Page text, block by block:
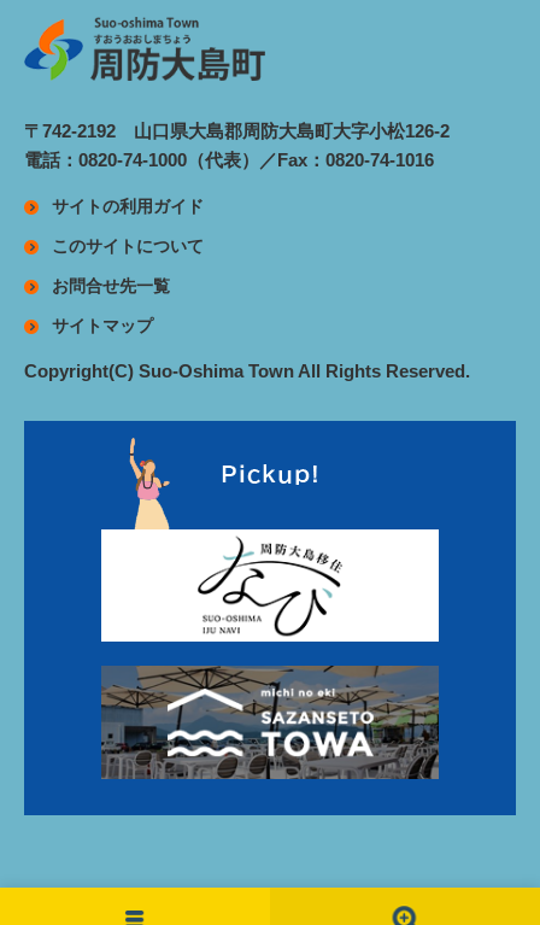
〒742-2192 山口県大島郡周防大島町大字小松126-2
電話：0820-74-1000（代表）／Fax：0820-74-1016
サイトの利用ガイド
このサイトについて
お問合せ先一覧
サイトマップ
Copyright(C) Suo-Oshima Town All Rights Reserved.